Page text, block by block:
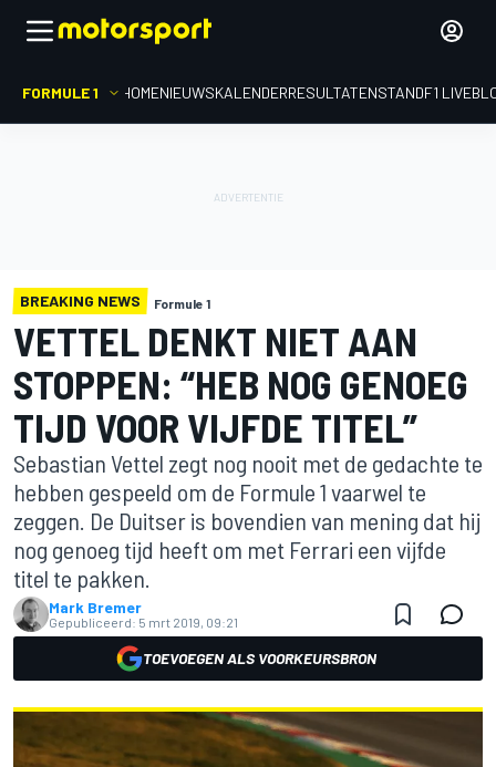
FORMULE 1 HOMENIEUWSKALENDERRESULTATENSTANDF1
BREAKING NEWS Formule 1
VETTEL DENKT NIET AAN
STOPPEN: “HEB NOG GENOEG
TIJD VOOR VIJFDE TITEL”
Sebastian Vettel zegt nog nooit met de gedachte te
hebben gespeeld om de Formule 1 vaarwel te
zeggen. De Duitser is bovendien van mening dat hij
nog genoeg tijd heeft om met Ferrari een vijfde
titel te pakken.
Mark Bremer
Gepubliceerd: 5 mrt 2019, 09:21
TOEVOEGEN ALS VOORKEURSBRON